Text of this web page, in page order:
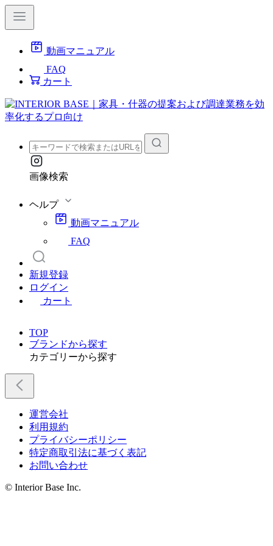
動画マニュアル
FAQ
カート
画像検索
ヘルプ
動画マニュアル
FAQ
新規登録
ログイン
カート
TOP
ブランドから探す
カテゴリーから探す
運営会社
利用規約
プライバシーポリシー
特定商取引法に基づく表記
お問い合わせ
© Interior Base Inc.